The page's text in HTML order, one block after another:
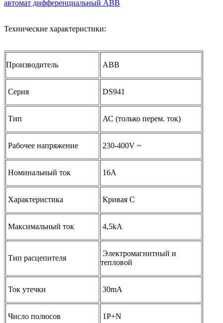
автомат дифференциальный АВВ
Технические характеристики:
Производитель ABB
Серия DS941
Тип АС (только перем. ток)
Рабочее напряжение 230-400V ~
Номинальный ток 16A
Характеристика Кривая С
Максимальный ток 4,5kA
Тип расцепителя
Электромагнитный и
тепловой
Ток утечки 30mA
Число полюсов 1P+N